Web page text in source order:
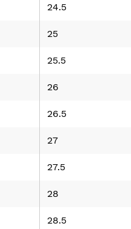
24.5
25
25.5
26
26.5
27
27.5
28
28.5